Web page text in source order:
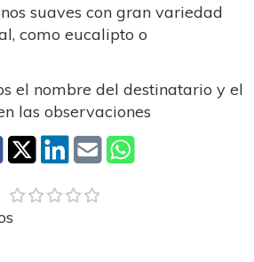
suaves con gran variedad
como eucalipto o
el nombre del destinatario y el
las observaciones